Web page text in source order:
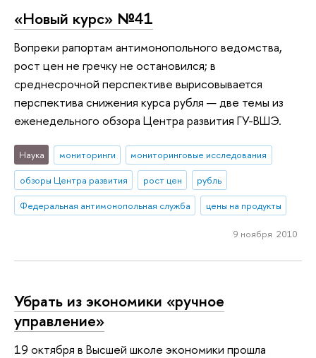
«Новый курс» №41
Вопреки рапортам антимонопольного ведомства,
рост цен не гречку не остановился; в
среднесрочной перспективе вырисовывается
перспектива снижения курса рубля — две темы из
еженедельного обзора Центра развития ГУ-ВШЭ.
Наука мониторинги
мониторинговые исследования
обзоры Центра развития
рост цен
рубль
Федеральная антимонопольная служба
цены на продукты
9 ноября 2010
Убрать из экономики «ручное
управление»
19 октября в Высшей школе экономики прошла